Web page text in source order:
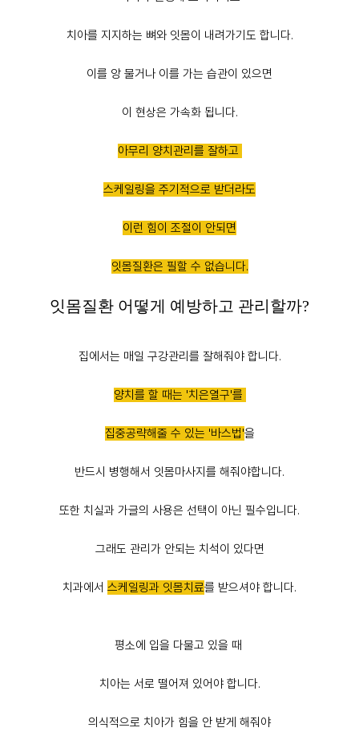
치아를 지지하는 뼈와 잇몸이 내려가기도 합니다.
이를 앙 물거나 이를 가는 습관이 있으면
이 현상은 가속화 됩니다.
아무리 양치관리를 잘하고
스케일링을 주기적으로 받더라도
이런 힘이 조절이 안되면
잇몸질환은 필할 수 없습니다.
잇몸질환 어떻게 예방하고 관리할까?
집에서는 매일 구강관리를 잘해줘야 합니다.
양치를 할 때는 '치은열구'를
집중공략해줄 수 있는 '바스법'을
반드시 병행해서 잇몸마사지를 해줘야합니다.
또한 치실과 가글의 사용은 선택이 아닌 필수입니다.
그래도 관리가 안되는 치석이 있다면
치과에서 스케일링과 잇몸치료를 받으셔야 합니다.
평소에 입을 다물고 있을 때
치아는 서로 떨어져 있어야 합니다.
의식적으로 치아가 힘을 안 받게 해줘야